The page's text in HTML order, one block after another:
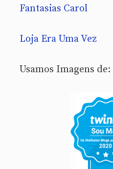
Fantasias Carol
Loja Era Uma Vez
Usamos Imagens de: